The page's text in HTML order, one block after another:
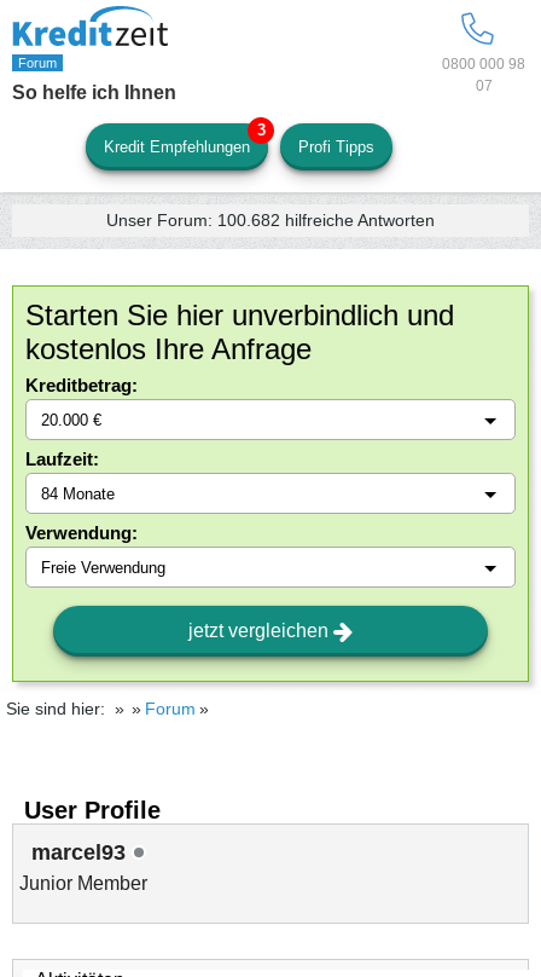
0800 000 98
07
So helfe ich Ihnen
Kredit Empfehlungen Profi Tipps
Unser Forum: 100.682 hilfreiche Antworten
Starten Sie hier unverbindlich und
kostenlos Ihre Anfrage
Kreditbetrag:
Laufzeit:
Verwendung:
jetzt vergleichen
Sie sind hier: Forum
User Profile
marcel93
Junior Member